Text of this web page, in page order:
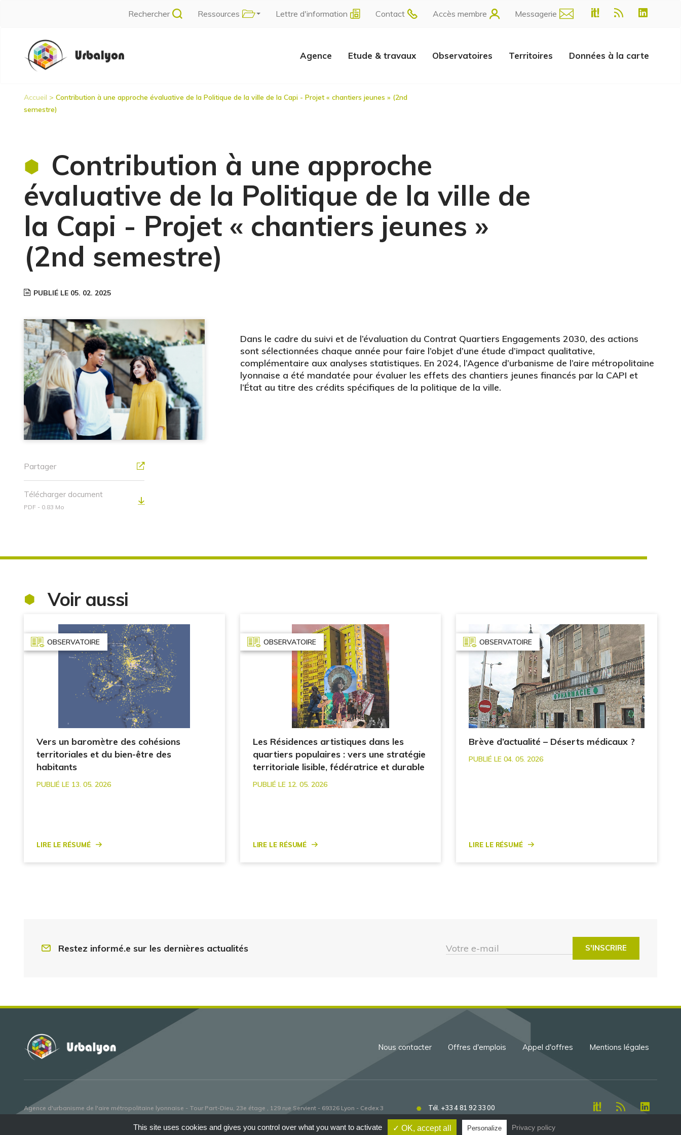
Rechercher Ressources Lettre d'information Contact Accès membre Messagerie
Navigation
principale
Agence Etude & travaux Observatoires Territoires Données à la carte
Accueil
Contribution à une approche évaluative de la Politique de la ville de la Capi - Projet « chantiers jeunes » (2nd
semestre)
Contribution à une approche
évaluative de la Politique de la ville de
la Capi - Projet « chantiers jeunes »
(2nd semestre)
PUBLIÉ LE 05. 02. 2025
Partager
Télécharger document
PDF - 0.83 Mo
Dans le cadre du suivi et de l’évaluation du Contrat Quartiers Engagements 2030, des actions
sont sélectionnées chaque année pour faire l’objet d’une étude d’impact qualitative,
complémentaire aux analyses statistiques. En 2024, l’Agence d’urbanisme de l’aire métropolitaine
lyonnaise a été mandatée pour évaluer les effets des chantiers jeunes financés par la CAPI et
l’État au titre des crédits spécifiques de la politique de la ville.
Voir aussi
OBSERVATOIRE
Vers un baromètre des cohésions
territoriales et du bien-être des
habitants
PUBLIÉ LE 13. 05. 2026
Lire le résumé
OBSERVATOIRE
Les Résidences artistiques dans les
quartiers populaires : vers une stratégie
territoriale lisible, fédératrice et durable
PUBLIÉ LE 12. 05. 2026
Lire le résumé
OBSERVATOIRE
Brève d’actualité – Déserts médicaux ?
PUBLIÉ LE 04. 05. 2026
Lire le résumé
Restez informé.e sur les dernières actualités Votre e-mail
Menu
Nous contacter Offres d'emplois Appel d'offres Mentions légales
Agence d'urbanisme de l'aire métropolitaine lyonnaise - Tour Part-Dieu, 23e étage , 129 rue Servient - 69326 Lyon - Cedex 3 Tél. +33 4 81 92 33 00
This site uses cookies and gives you control over what you want to activate ✓ OK, accept all Personalize Privacy policy